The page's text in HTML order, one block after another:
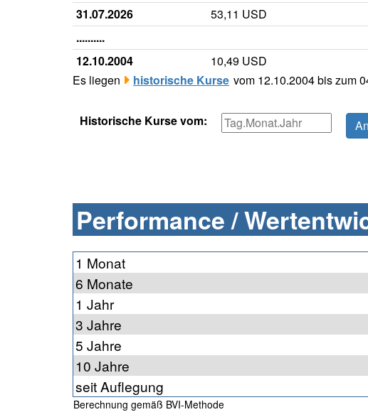
31.07.2026
53,11 USD
..........
12.10.2004
10,49 USD
Es liegen
historische Kurse vom 12.10.2004 bis zum
Historische Kurse vom:
Performance /
1 Monat
6 Monate
1 Jahr
3 Jahre
5 Jahre
10 Jahre
seit Auflegung
Berechnung gemäß BVI-Methode